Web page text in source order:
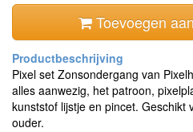
Toevoegen
Pixel set Zonsondergang van
alles aanwezig, het patroon,
kunststof lijstje en pincet. Geschikt
ouder.